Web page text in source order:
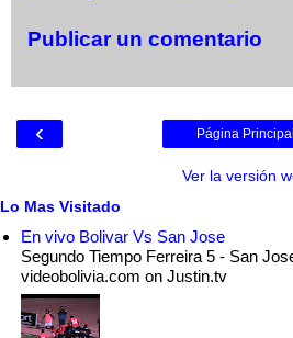
Publicar un comentario
‹ Página Principal
Ver la versión
Lo Mas Visitado
En vivo Bolivar Vs San Jose
Segundo Tiempo Ferreira 5 - San
videobolivia.com on Justin.tv